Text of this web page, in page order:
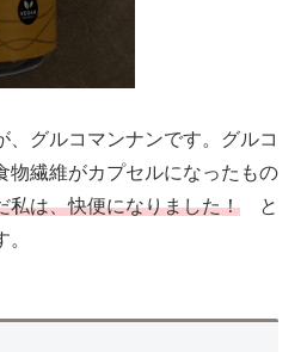
、グルコマンナンです。グルコ
物繊維がカプセルになったもの
私は、快便になりました！ と